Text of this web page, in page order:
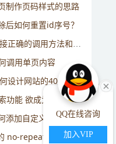
制作页码样式的思路
后如何重置id序号？
的调用方法和实例说明
调用单页内容
计网站的404错误页面
欲成为用户的家庭医生
添加自定义字段
repeat属性是什么
QQ在线咨询
加入VIP